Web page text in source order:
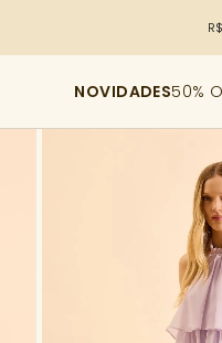
NOVIDADES50%